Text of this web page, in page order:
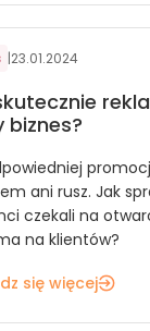
|23.01.2024
biznes?
ani rusz. Jak
czekali na
na klientów?
się więcej